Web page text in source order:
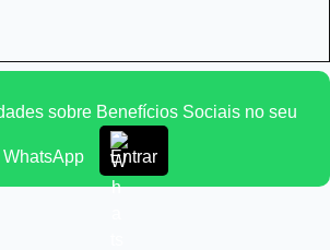
sobre Benefícios Sociais no seu
WhatsApp Entrar